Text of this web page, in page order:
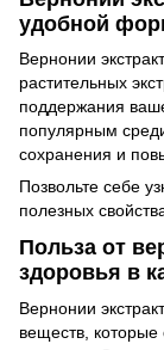
удобной
Вернонии
растительных
поддержания
популярным
сохранения и
Позвольте себе
полезных
Польза от
здоровья в
Вернонии
веществ,